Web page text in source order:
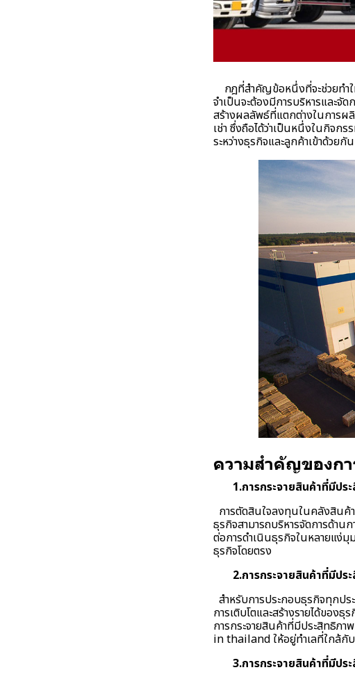
กฎที่สำคัญข้อหนึ่งที่จะช่วยทำใ
จำเป็นจะต้องมีการบริหารและจั
สร้างผลลัพธ์ที่แตกต่างในการผ
เช่า ซึ่งถือได้ว่าเป็นหนึ่งในกิจก
ระหว่างธุรกิจและลูกค้าเข้าด้วย
ความสำคัญของกา
1.การกระจายสินค้าที่มีป
การตัดสินใจลงทุนในคลังสินค้
ธุรกิจสามารถบริหารจัดการด้าน
ต่อการดำเนินธุรกิจในหลายแง่
ธุรกิจโดยตรง
2.การกระจายสินค้าที่มีป
สำหรับการประกอบธุรกิจทุกป
การเติบโตและสร้างรายได้ของ
การกระจายสินค้าที่มีประสิทธิภ
in thailand ให้อยู่ทำเลที่ใกล้กั
3.การกระจายสินค้าที่มีป